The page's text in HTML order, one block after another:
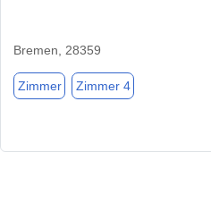
Bremen, 28359
Zimmer Zimmer 4